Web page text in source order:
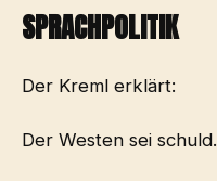
SPRACHPOLITIK
Der Kreml erklärt:
Der Westen sei schuld.